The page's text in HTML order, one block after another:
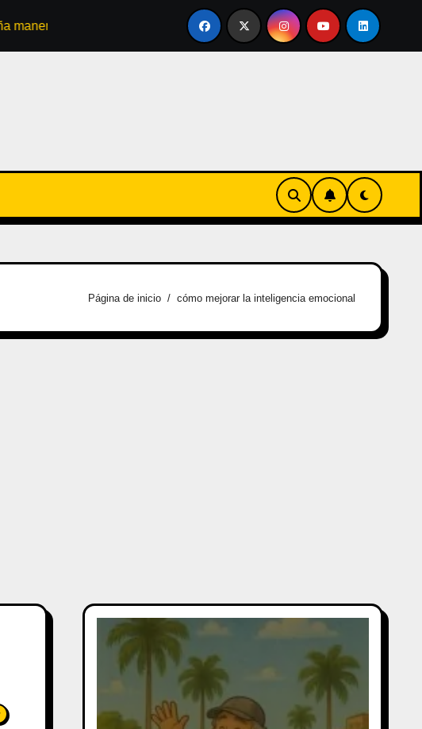
de convertirse en familia El primer tour de la India Chiquitina
Página de inicio cómo mejorar la inteligencia emocional